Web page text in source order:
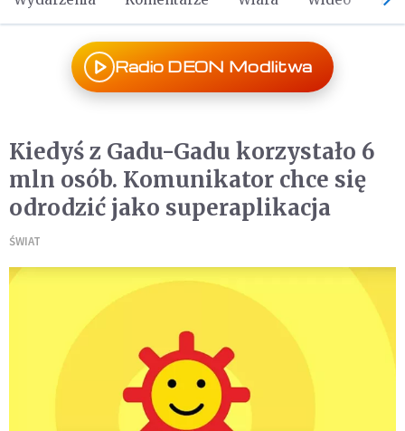
Radio DEON Modlitwa
Kiedyś z Gadu-Gadu korzystało 6
mln osób. Komunikator chce się
odrodzić jako superaplikacja
ŚWIAT